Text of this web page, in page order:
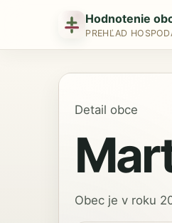
Hodnotenie
PREHĽAD
Detail obce
Obec je v roku